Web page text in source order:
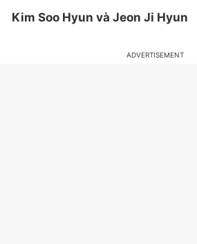
Kim Soo Hyun và Jeon Ji Hyun